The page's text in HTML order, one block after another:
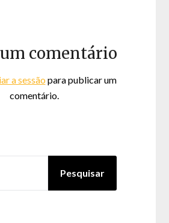
comentário
a sessão para publicar um
comentário.
Pesquisar